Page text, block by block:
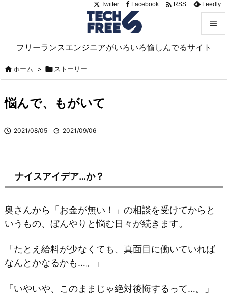
フリーランスエンジニアがいろいろ愉しんでるサイト


サイド
Twitter Facebook  RSS Feedly
ホーム >  ストーリー
悩んで、もがいて
 2021/08/05  2021/09/06
ナイスアイデア…か？
奥さんから「お金が無い！」の相談を受けてからと
いうもの、ぼんやりと悩む日々が続きます。
「たとえ給料が少なくても、真面目に働いていれば
なんとかなるかも…。」
「いやいや、このままじゃ絶対後悔するって…。」